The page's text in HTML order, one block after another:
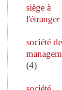
siège à
l'étranger
société de
(4)